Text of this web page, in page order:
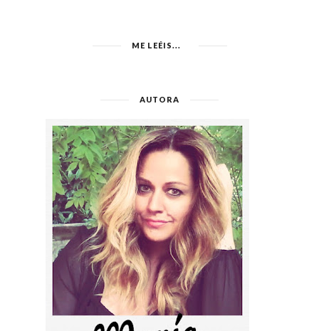
ME LEÉIS...
AUTORA